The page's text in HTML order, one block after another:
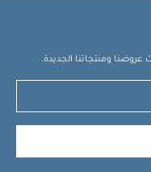
ومنتجاتنا الجديدة.